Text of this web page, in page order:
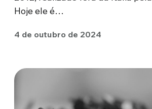
Hoje ele é…
4 de outubro de 2024